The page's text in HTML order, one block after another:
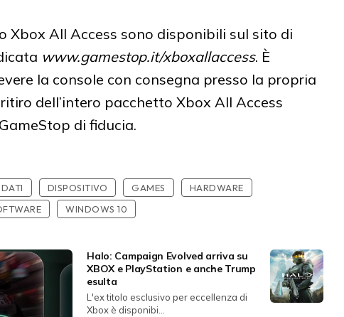
Xbox All Access sono disponibili sul sito di
www.gamestop.it/xboxallaccess. È
la console con consegna presso la propria
dell’intero pacchetto Xbox All Access
di fiducia.
DATI DISPOSITIVO GAMES
HARDWARE
WINDOWS 10
Halo: Campaign Evolved arriva su
XBOX e PlayStation e anche Trump
esulta
L'ex titolo esclusivo per eccellenza di
Xbox è disponibi...